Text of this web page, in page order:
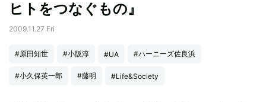
ヒトをつなぐもの』
2009.11.27 Fri
#原田知世 #小阪淳 #UA #ハーニーズ佐良浜
#小久保英一郎 #藤明 #Life&Society